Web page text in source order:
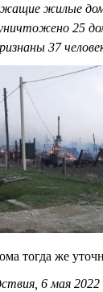
жилые
25
37
тогда же
6 мая 2022